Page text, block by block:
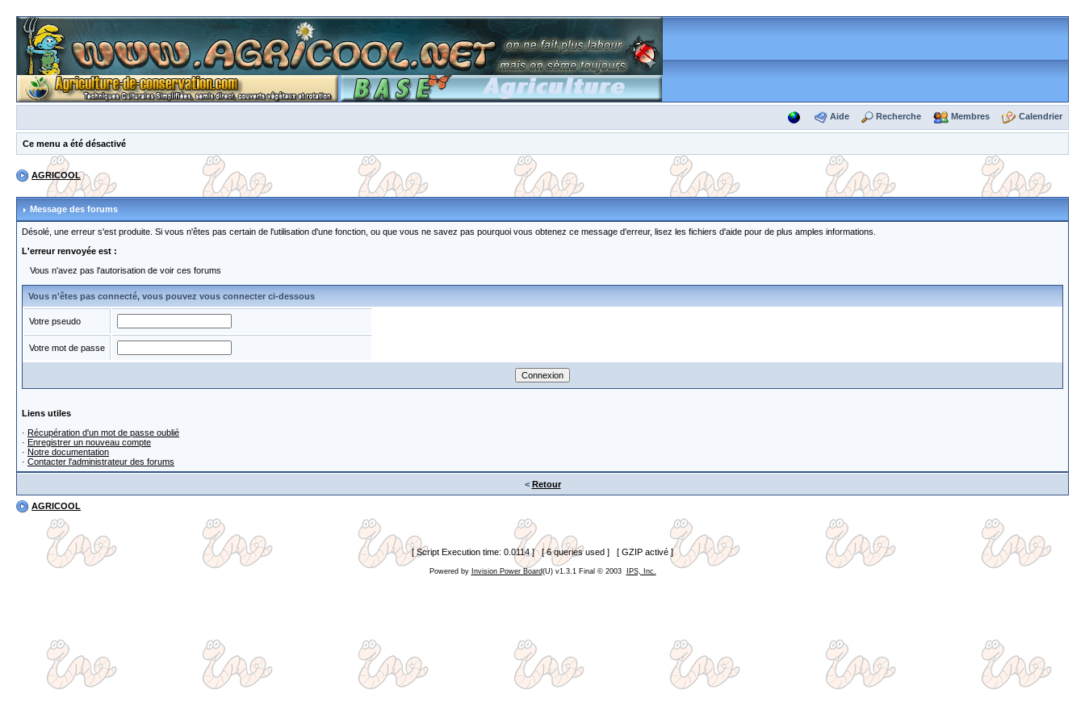
Aide Recherche Membres Calendrier
Ce menu a été désactivé
AGRICOOL
Message des forums
Désolé, une erreur s'est produite. Si vous n'êtes pas certain de l'utilisation d'une fonction, ou que vous ne savez pas pourquoi vous obtenez ce message d'erreur, lisez les fichiers d'aide pour de plus amples informations.
L'erreur renvoyée est :
Vous n'avez pas l'autorisation de voir ces forums
Vous n'êtes pas connecté, vous pouvez vous connecter ci-dessous
Votre pseudo
Votre mot de passe
Liens utiles
· Récupération d'un mot de passe oublié
· Enregistrer un nouveau compte
· Notre documentation
· Contacter l'administrateur des forums
< Retour
AGRICOOL
[ Script Execution time: 0.0114 ] [ 6 queries used ] [ GZIP activé ]
Powered by Invision Power Board(U) v1.3.1 Final © 2003 IPS, Inc.